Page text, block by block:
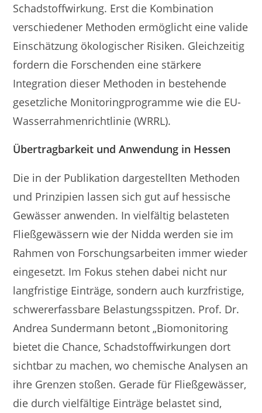
Schadstoffwirkung. Erst die Kombination
verschiedener Methoden ermöglicht eine valide
Einschätzung ökologischer Risiken. Gleichzeitig
fordern die Forschenden eine stärkere
Integration dieser Methoden in bestehende
gesetzliche Monitoringprogramme wie die EU-
Wasserrahmenrichtlinie (WRRL).
Übertragbarkeit und Anwendung in Hessen
Die in der Publikation dargestellten Methoden
und Prinzipien lassen sich gut auf hessische
Gewässer anwenden. In vielfältig belasteten
Fließgewässern wie der Nidda werden sie im
Rahmen von Forschungsarbeiten immer wieder
eingesetzt. Im Fokus stehen dabei nicht nur
langfristige Einträge, sondern auch kurzfristige,
schwererfassbare Belastungsspitzen. Prof. Dr.
Andrea Sundermann betont „Biomonitoring
bietet die Chance, Schadstoffwirkungen dort
sichtbar zu machen, wo chemische Analysen an
ihre Grenzen stoßen. Gerade für Fließgewässer,
die durch vielfältige Einträge belastet sind,